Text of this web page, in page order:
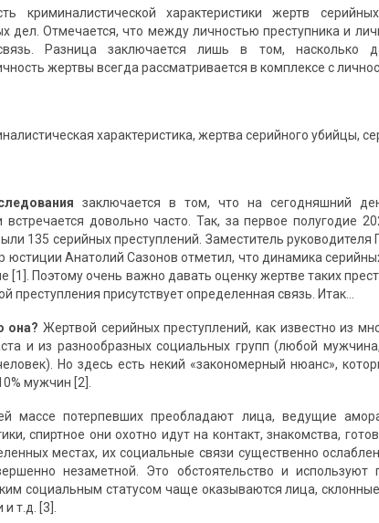
криминалистической характеристики жертв
дел. Отмечается, что между личностью преступника и
Разница заключается лишь в том, насколько
жертвы всегда рассматривается в комплексе с
характеристика, жертва серийного убийцы,
заключается в том, что на сегодняшний
довольно часто. Так, за первое полугодие
135 серийных преступлений. Заместитель руководителя
юстиции Анатолий Сазонов отметил, что динамика
[1]. Поэтому очень важно давать оценку жертве таких
присутствует определенная связь. Итак…
она? Жертвой серийных преступлений, как известно из
и из разнообразных социальных групп (любой
Но здесь есть некий «закономерный нюанс»,
мужчин [2].
массе потерпевших преобладают лица, ведущие
спиртное они охотно идут на контакт, знакомства,
местах, их социальные связи существенно
незаметной. Это обстоятельство и
социальным статусом чаще оказываются лица,
т.д. [3].